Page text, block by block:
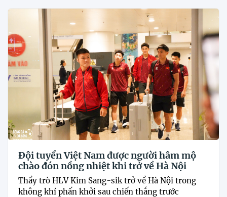
Đội tuyển Việt Nam được người hâm mộ
chào đón nồng nhiệt khi trở về Hà Nội
Thầy trò HLV Kim Sang-sik trở về Hà Nội trong
không khí phấn khởi sau chiến thắng trước